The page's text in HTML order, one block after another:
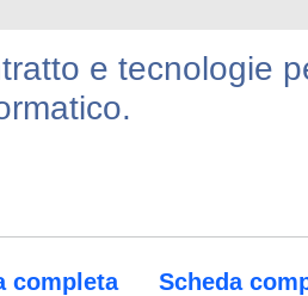
e tecnologie
completa Scheda